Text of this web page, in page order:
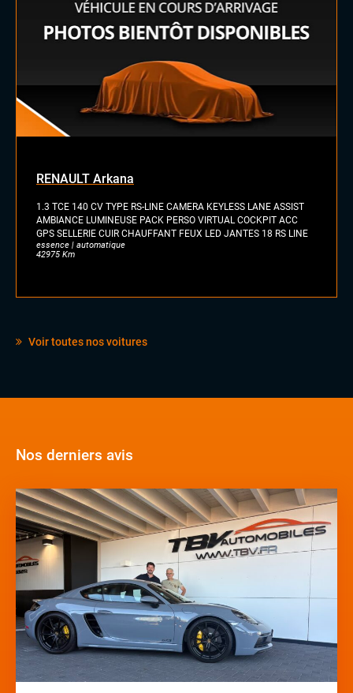
Vitres arrières surteintées
Rétroviseurs électriques
Sellerie Cuir Alcantara
Vitres électriques
Volant cuir
Volant sport
RENAULT Arkana
1.3 TCE 140 CV TYPE RS-LINE CAMERA KEYLESS LANE ASSIST
AMBIANCE LUMINEUSE PACK PERSO VIRTUAL COCKPIT ACC
GPS SELLERIE CUIR CHAUFFANT FEUX LED JANTES 18 RS LINE
essence | automatique
42975 Km
Voir toutes nos voitures
Nos derniers avis